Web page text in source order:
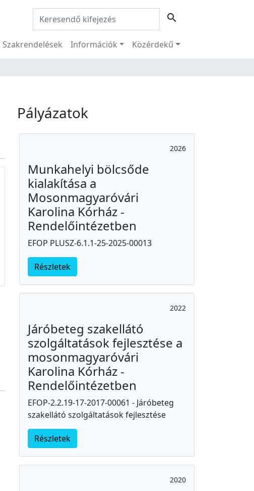
Keresés: search
Szakrendelések Információk Közérdekű
Pályázatok
2026
Munkahelyi bölcsőde
kialakítása a
Mosonmagyaróvári
Karolina Kórház -
Rendelőintézetben
EFOP PLUSZ-6.1.1-25-2025-00013
Részletek
2022
Járóbeteg szakellátó
szolgáltatások fejlesztése a
mosonmagyaróvári
Karolina Kórház -
Rendelőintézetben
EFOP-2.2.19-17-2017-00061 - Járóbeteg
szakellátó szolgáltatások fejlesztése
Részletek
2020